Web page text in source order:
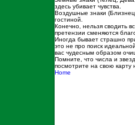
здесь убивает чувства.
Воздушные знаки
гостиной.
Конечно, нельзя сводить
претензии сменяются
Иногда бывает страшно
это не про поиск
вас чудесным образом
Помните, что числа и
посмотрите на свою
Home